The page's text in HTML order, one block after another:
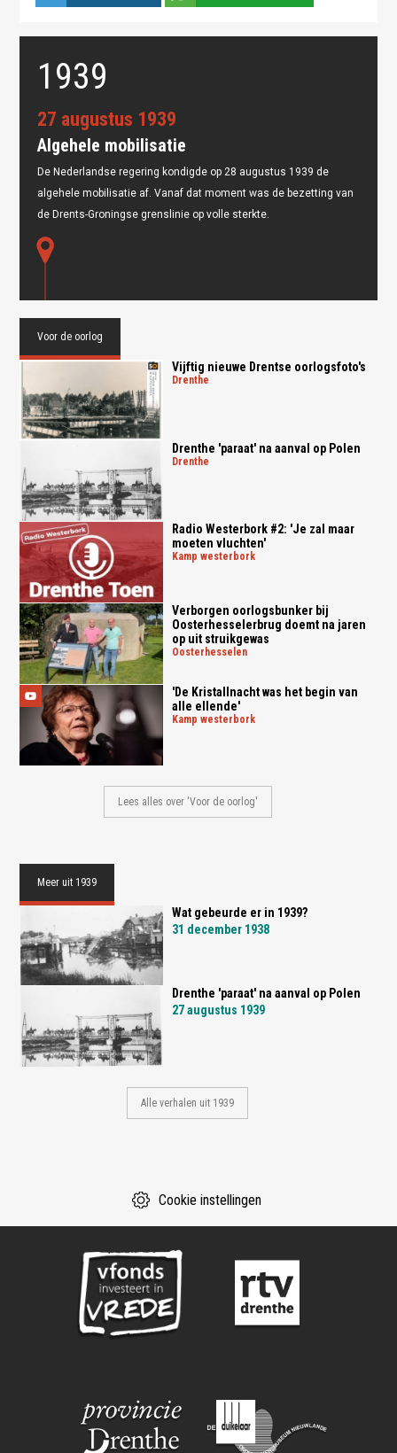
1939
27 augustus 1939
Algehele mobilisatie
De Nederlandse regering kondigde op 28 augustus 1939 de
algehele mobilisatie af. Vanaf dat moment was de bezetting van
de Drents-Groningse grenslinie op volle sterkte.
Voor de oorlog
Vijftig nieuwe Drentse oorlogsfoto's
drenthe
Drenthe 'paraat' na aanval op Polen
drenthe
Radio Westerbork #2: 'Je zal maar
moeten vluchten'
kamp westerbork
Verborgen oorlogsbunker bij
Oosterhesselerbrug doemt na jaren
op uit struikgewas
oosterhesselen
'De Kristallnacht was het begin van
alle ellende'
kamp westerbork
Lees alles over 'Voor de oorlog'
Meer uit 1939
Wat gebeurde er in 1939?
31 december 1938
Drenthe 'paraat' na aanval op Polen
27 augustus 1939
Alle verhalen uit 1939
Cookie instellingen